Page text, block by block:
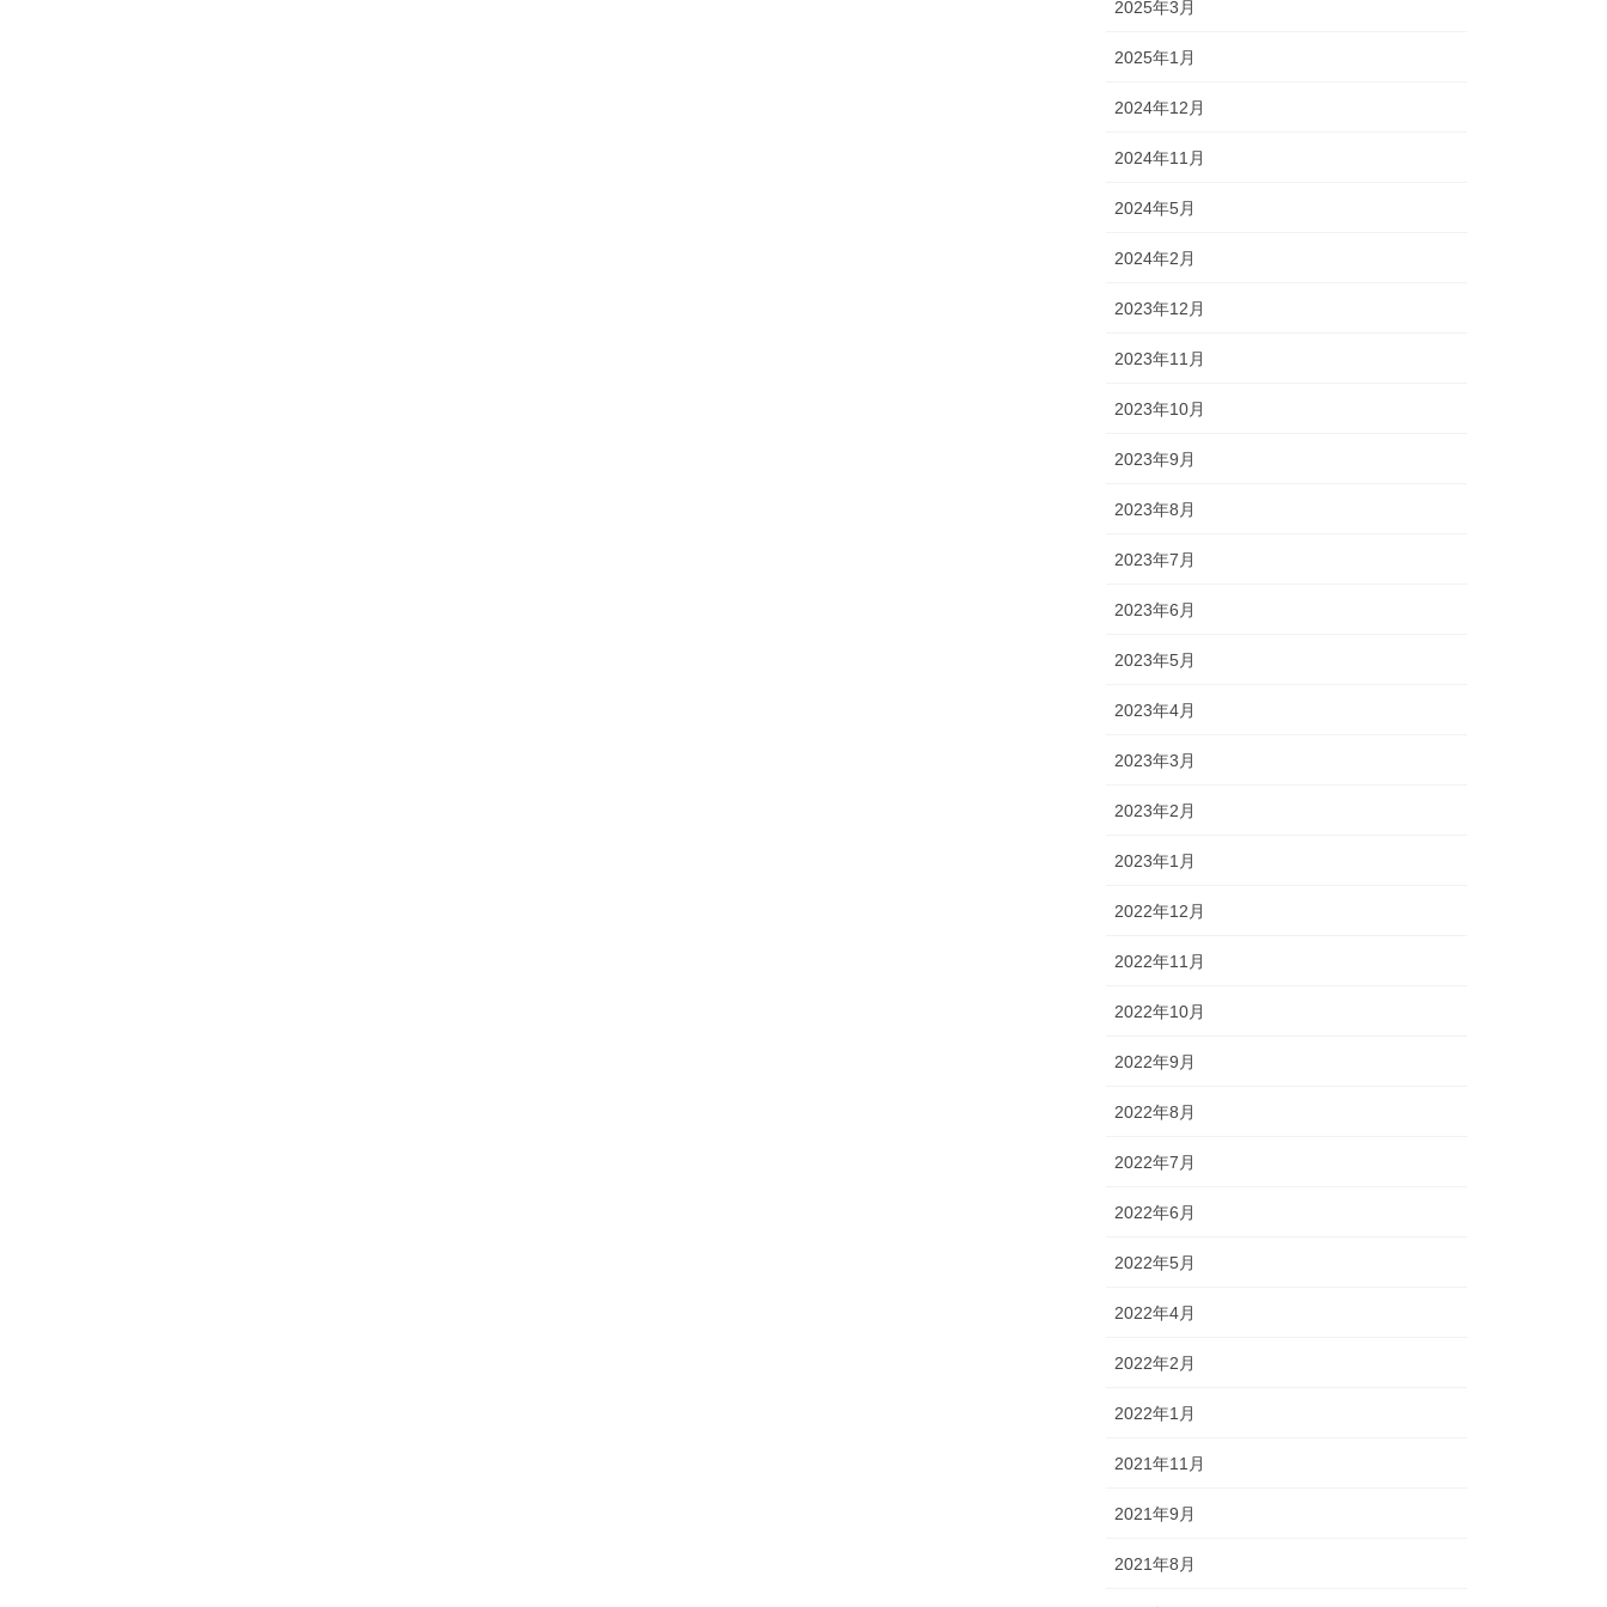
2025年3月
2025年1月
2024年12月
2024年11月
2024年5月
2024年2月
2023年12月
2023年11月
2023年10月
2023年9月
2023年8月
2023年7月
2023年6月
2023年5月
2023年4月
2023年3月
2023年2月
2023年1月
2022年12月
2022年11月
2022年10月
2022年9月
2022年8月
2022年7月
2022年6月
2022年5月
2022年4月
2022年2月
2022年1月
2021年11月
2021年9月
2021年8月